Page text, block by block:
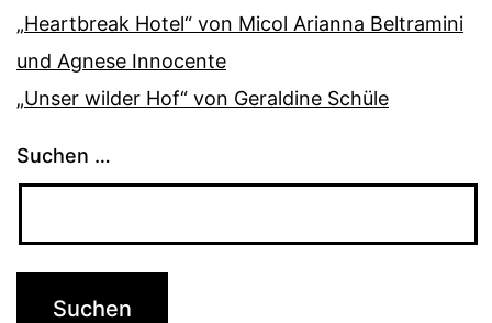
„Heartbreak Hotel“ von Micol Arianna Beltramini
und Agnese Innocente
„Unser wilder Hof“ von Geraldine Schüle
Suchen …